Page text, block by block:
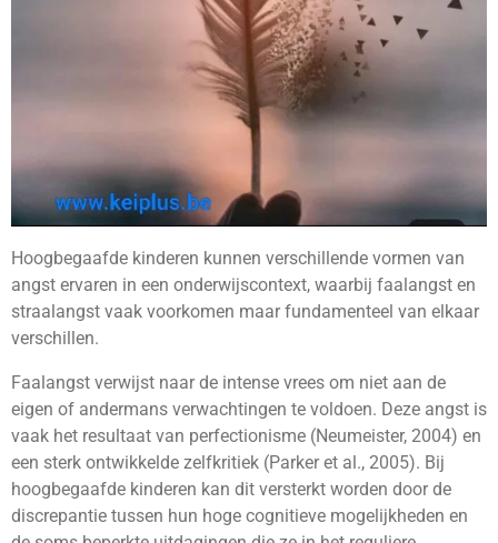
Hoogbegaafde kinderen kunnen verschillende vormen van
angst ervaren in een onderwijscontext, waarbij faalangst en
straalangst vaak voorkomen maar fundamenteel van elkaar
verschillen.
Faalangst verwijst naar de intense vrees om niet aan de
eigen of andermans verwachtingen te voldoen. Deze angst is
vaak het resultaat van perfectionisme (Neumeister, 2004) en
een sterk ontwikkelde zelfkritiek (Parker et al., 2005). Bij
hoogbegaafde kinderen kan dit versterkt worden door de
discrepantie tussen hun hoge cognitieve mogelijkheden en